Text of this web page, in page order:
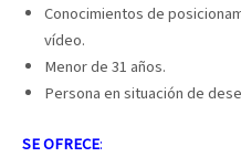
Conocimientos de
vídeo.
Menor de 31 años.
Persona en situación de
SE OFRECE: